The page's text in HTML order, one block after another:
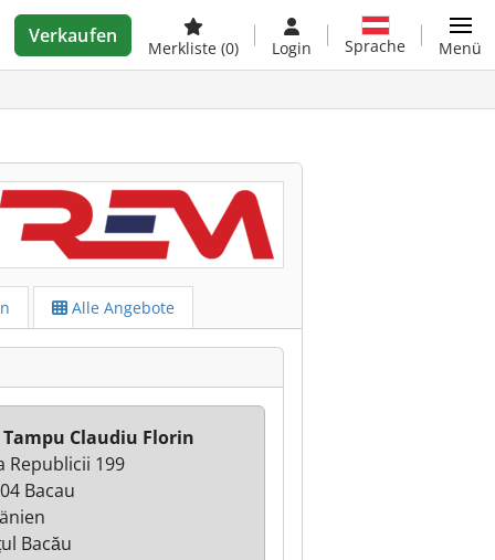
Verkaufen
Merkliste (0) Login Sprache Menü
Alle Angebote
Claudiu Florin
Republicii 199
Bacau
Bacău